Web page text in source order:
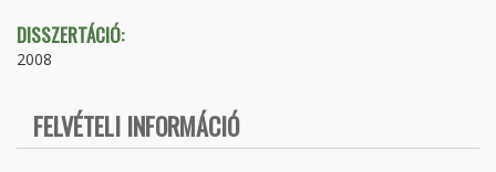
DISSZERTÁCIÓ:
2008
FELVÉTELI INFORMÁCIÓ